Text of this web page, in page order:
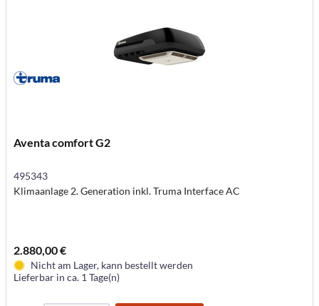
Aventa comfort G2
495343
Klimaanlage 2. Generation inkl. Truma Interface AC
2.880,00 €
Nicht am Lager, kann bestellt werden
Lieferbar in ca. 1 Tage(n)